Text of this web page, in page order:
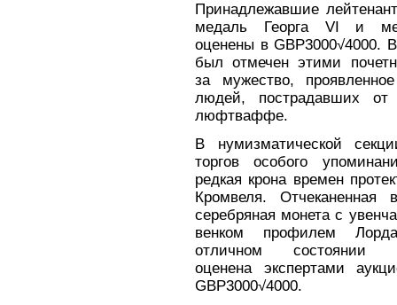
Принадлежавшие
медаль Георга VI и
оценены в GBP3000√4000.
был отмечен этими
за мужество,
людей, пострадавших от
люфтваффе.
В нумизматической
торгов особого
редкая крона времен
Кромвеля. Отчеканенная
серебряная монета с
венком профилем
отличном состоянии
оценена экспертами
GBP3000√4000.